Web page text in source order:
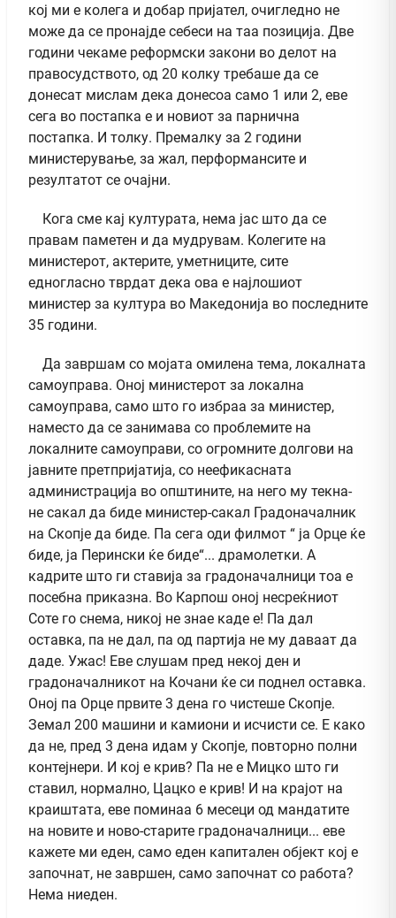
кој ми е колега и добар пријател, очигледно не
може да се пронајде себеси на таа позиција. Две
години чекаме реформски закони во делот на
правосудството, од 20 колку требаше да се
донесат мислам дека донесоа само 1 или 2, еве
сега во постапка е и новиот за парнична
постапка. И толку. Премалку за 2 години
министерување, за жал, перформансите и
резултатот се очајни.
Кога сме кај културата, нема јас што да се
правам паметен и да мудрувам. Колегите на
министерот, актерите, уметниците, сите
едногласно тврдат дека ова е најлошиот
министер за култура во Македонија во последните
35 години.
Да завршам со мојата омилена тема, локалната
самоуправа. Оној министерот за локална
самоуправа, само што го избраа за министер,
наместо да се занимава со проблемите на
локалните самоуправи, со огромните долгови на
јавните претпријатија, со неефикасната
администрација во општините, на него му текна-
не сакал да биде министер-сакал Градоначалник
на Скопје да биде. Па сега оди филмот “ ја Орце ќе
биде, ја Перински ќе биде“... драмолетки. А
кадрите што ги ставија за градоначалници тоа е
посебна приказна. Во Карпош оној несреќниот
Соте го снема, никој не знае каде е! Па дал
оставка, па не дал, па од партија не му даваат да
даде. Ужас! Еве слушам пред некој ден и
градоначалникот на Кочани ќе си поднел оставка.
Оној па Орце првите 3 дена го чистеше Скопје.
Земал 200 машини и камиони и исчисти се. Е како
да не, пред 3 дена идам у Скопје, повторно полни
контејнери. И кој е крив? Па не е Мицко што ги
ставил, нормално, Цацко е крив! И на крајот на
краиштата, еве поминаа 6 месеци од мандатите
на новите и ново-старите градоначалници... еве
кажете ми еден, само еден капитален објект кој е
започнат, не завршен, само започнат со работа?
Нема ниеден.